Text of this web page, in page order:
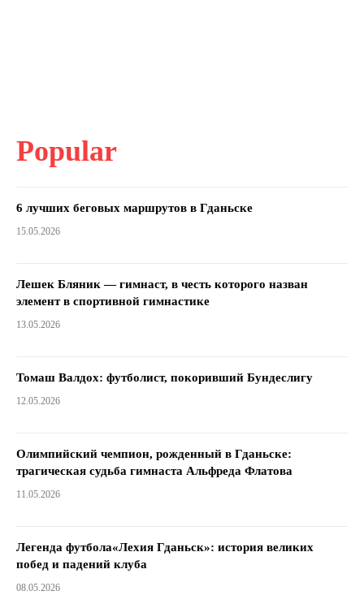
Popular
6 лучших беговых маршрутов в Гданьске
15.05.2026
Лешек Бляник — гимнаст, в честь которого назван
элемент в спортивной гимнастике
13.05.2026
Томаш Валдох: футболист, покоривший Бундеслигу
12.05.2026
Олимпийский чемпион, рожденный в Гданьске:
трагическая судьба гимнаста Альфреда Флатова
11.05.2026
Легенда футбола«Лехия Гданьск»: история великих
побед и падений клуба
08.05.2026